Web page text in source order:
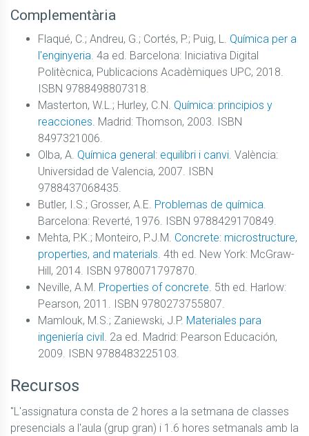
Complementària
Flaqué, C.; Andreu, G.; Cortés, P.; Puig, L. Química per a
l'enginyeria. 4a ed. Barcelona: Iniciativa Digital
Politècnica, Publicacions Acadèmiques UPC, 2018.
ISBN 9788498807318.
Masterton, W.L.; Hurley, C.N. Química: principios y
reacciones. Madrid: Thomson, 2003. ISBN
8497321006.
Olba, A. Química general: equilibri i canvi. València:
Universidad de Valencia, 2007. ISBN
9788437068435.
Butler, I.S.; Grosser, A.E. Problemas de química.
Barcelona: Reverté, 1976. ISBN 9788429170849.
Mehta, P.K.; Monteiro, P.J.M. Concrete: microstructure,
properties, and materials. 4th ed. New York: McGraw-
Hill, 2014. ISBN 9780071797870.
Neville, A.M. Properties of concrete. 5th ed. Harlow:
Pearson, 2011. ISBN 9780273755807.
Mamlouk, M.S.; Zaniewski, J.P. Materiales para
ingeniería civil. 2a ed. Madrid: Pearson Educación,
2009. ISBN 9788483225103.
Recursos
"L'assignatura consta de 2 hores a la setmana de classes
presencials a l'aula (grup gran) i 1.6 hores setmanals amb la